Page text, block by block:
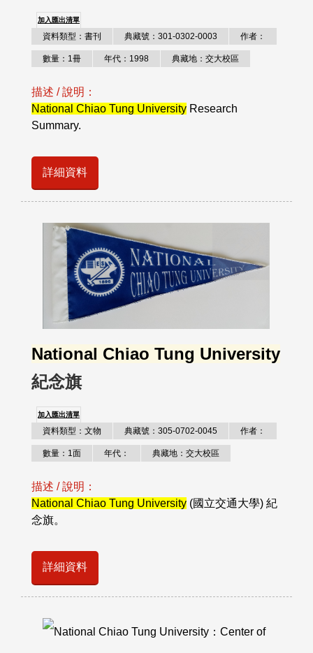
加入匯出清單
資料類型：書刊 典藏號：301-0302-0003 作者：
數量：1冊 年代：1998 典藏地：交大校區
描述 / 說明：
National Chiao Tung University Research
Summary.
詳細資料
National Chiao Tung University
紀念旗
加入匯出清單
資料類型：文物 典藏號：305-0702-0045 作者：
數量：1面 年代： 典藏地：交大校區
描述 / 說明：
National Chiao Tung University (國立交通大學) 紀
念旗。
詳細資料